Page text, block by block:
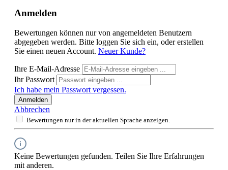
Anmelden
Bewertungen können nur von angemeldeten Benutzern
abgegeben werden. Bitte loggen Sie sich ein, oder erstellen
Sie einen neuen Account. Neuer Kunde?
Ihre E-Mail-Adresse
Ihr Passwort
Ich habe mein Passwort vergessen.
Anmelden
Abbrechen
Bewertungen nur in der aktuellen Sprache anzeigen.
Keine Bewertungen gefunden. Teilen Sie Ihre Erfahrungen
mit anderen.